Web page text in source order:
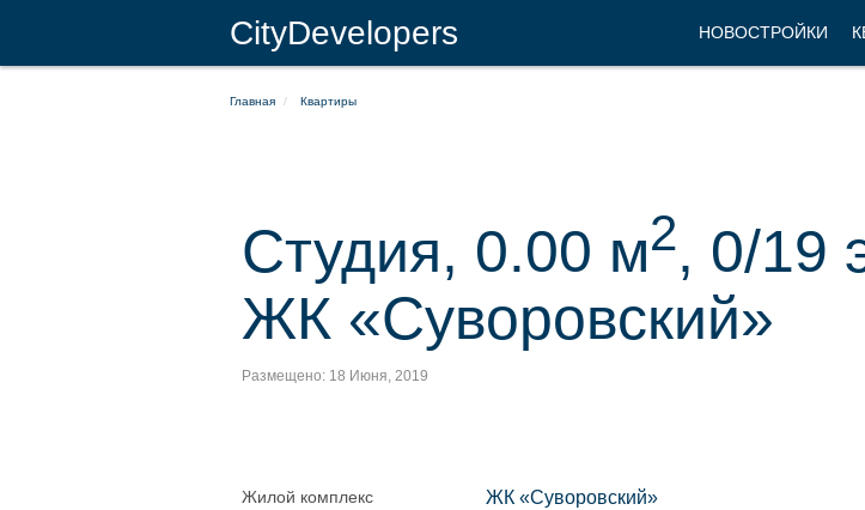
CityDevelopers НОВОСТРОЙКИ
Главная Квартиры
Студия, 0.00 м2, 0/19
ЖК «Суворовский»
Размещено: 18 Июня, 2019
Жилой комплекс ЖК «Суворовский»